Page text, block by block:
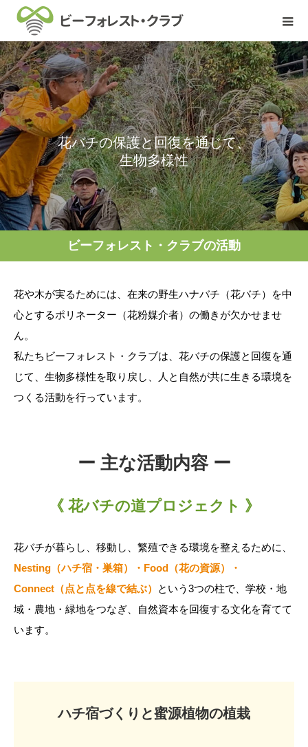
ビーフォレスト・クラブの活動
花バチの保護と回復を通じて、
生物多様性を取り
花や木が実るためには、在来の野生ハナバチ（花バチ）を中
心とするポリネーター（花粉媒介者）の働きが欠かせませ
ん。
私たちビーフォレスト・クラブは、花バチの保護と回復を通
じて、生物多様性を取り戻し、人と自然が共に生きる環境を
つくる活動を行っています。
ー 主な活動内容 ー
《 花バチの道プロジェクト 》
花バチが暮らし、移動し、繁殖できる環境を整えるために、
Nesting（ハチ宿・巣箱）・Food（花の資源）・
Connect（点と点を線で結ぶ）
という3つの柱で、学校・地
域・農地・緑地をつなぎ、自然資本を回復する文化を育てて
います。
ハチ宿づくりと蜜源植物の植栽